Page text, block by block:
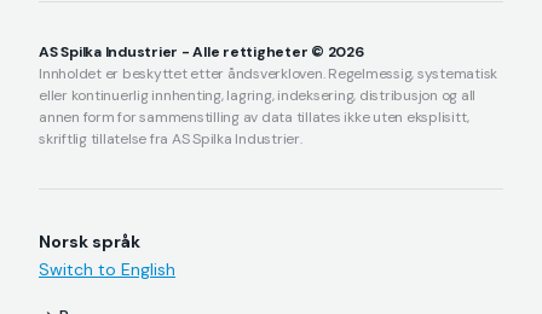
AS Spilka Industrier - Alle rettigheter © 2026
Innholdet er beskyttet etter åndsverkloven. Regelmessig, systematisk
eller kontinuerlig innhenting, lagring, indeksering, distribusjon og all
annen form for sammenstilling av data tillates ikke uten eksplisitt,
skriftlig tillatelse fra AS Spilka Industrier.
Norsk språk
Switch to English